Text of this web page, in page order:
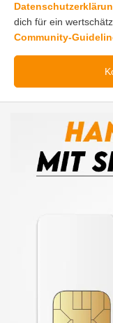
dich für ein
Community-